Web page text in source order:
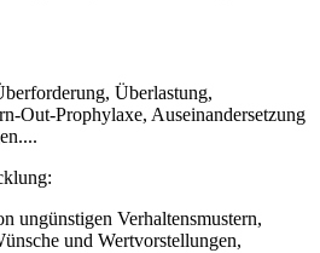
Überlastung,
Out-Prophylaxe, Auseinandersetzung
ungünstigen Verhaltensmustern,
und Wertvorstellungen,